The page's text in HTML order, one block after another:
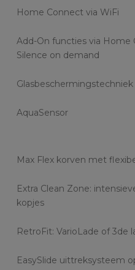
Home Connect via WiFi
Add-On functies via Home
Silence on demand
Glasbeschermingstechniek
AquaSensor
Max Flex korven met
Extra Clean Zone:
kopjes
RetroFit: VarioLade of 3de
EasySlide uittreksysteem